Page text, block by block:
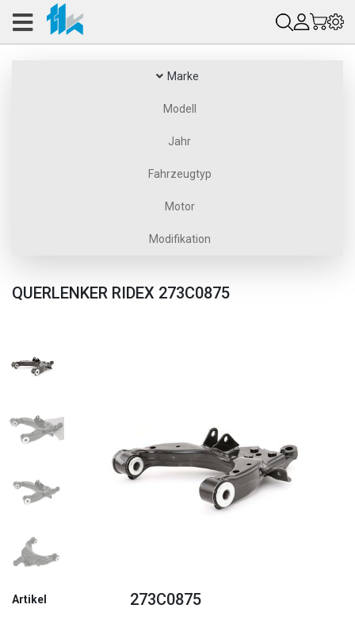
Marke
Modell
Jahr
Fahrzeugtyp
Motor
Modifikation
QUERLENKER RIDEX 273C0875
Zurück
Artikel 273C0875